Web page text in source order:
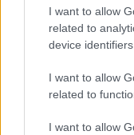
I want to allow
related to
device identifiers
I want to allow
related to
I want to allow
vivo: